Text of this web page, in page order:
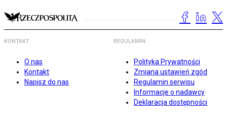
KONTAKT
O nas
Kontakt
Napisz do nas
REGULAMIN
Polityka Prywatności
Zmiana ustawień zgód
Regulamin serwisu
Informacje o nadawcy
Deklaracja dostępności